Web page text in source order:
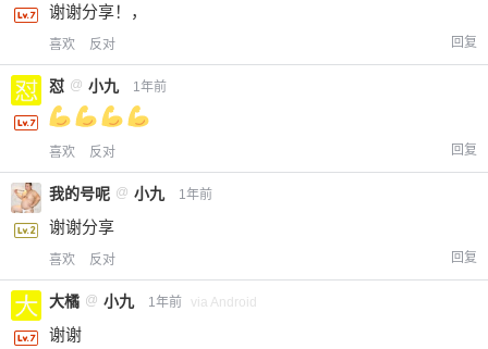
谢谢分享！，
喜欢 反对 回复
怼 @ 小九 1年前
喜欢 反对 回复
我的号呢 @ 小九 1年前
谢谢分享
喜欢 反对 回复
大橘 @ 小九 1年前 via Android
谢谢
限。
忘记密码？找回